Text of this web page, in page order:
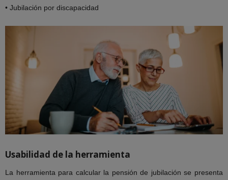
• Jubilación por discapacidad
Usabilidad de la herramienta
La herramienta para calcular la pensión de jubilación se presenta